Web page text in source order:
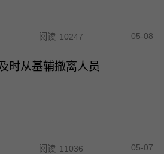
阅读 10247 05-08
时从基辅撤离人员
阅读 11036 05-07